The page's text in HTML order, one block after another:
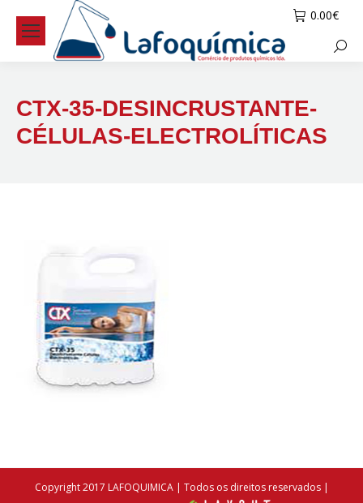
0.00€
CTX-35-DESINCRUSTANTE-
CÉLULAS-ELECTROLÍTICAS
Copyright 2017 LAFOQUIMICA | Todos os direitos reservados |